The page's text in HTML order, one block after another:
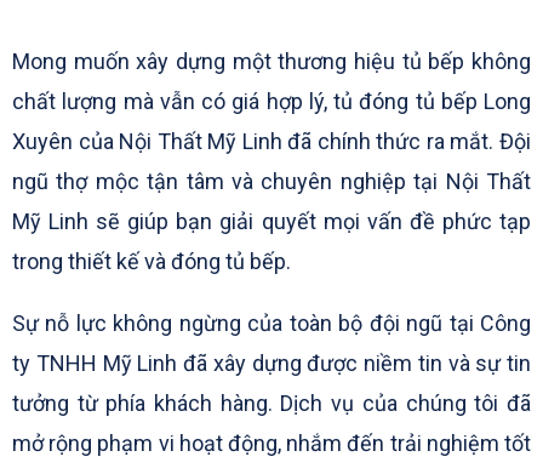
Mong muốn xây dựng một thương hiệu tủ bếp không
chất lượng mà vẫn có giá hợp lý, tủ đóng tủ bếp Long
Xuyên của Nội Thất Mỹ Linh đã chính thức ra mắt. Đội
ngũ thợ mộc tận tâm và chuyên nghiệp tại Nội Thất
Mỹ Linh sẽ giúp bạn giải quyết mọi vấn đề phức tạp
trong thiết kế và đóng tủ bếp.
Sự nỗ lực không ngừng của toàn bộ đội ngũ tại Công
ty TNHH Mỹ Linh đã xây dựng được niềm tin và sự tin
tưởng từ phía khách hàng. Dịch vụ của chúng tôi đã
mở rộng phạm vi hoạt động, nhắm đến trải nghiệm tốt